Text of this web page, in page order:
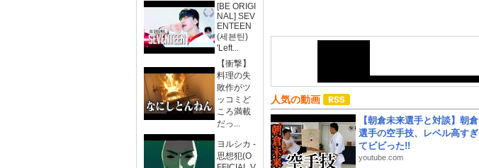
[BE ORIGI
NAL] SEV
ENTEEN
(세븐틴)
'Left...
【衝撃】
料理の失
敗作がツ
ッコミど
ころ満載
だっ...
ヨルシカ -
思想犯(O
人気の動画
【朝倉未来選手と対談】朝倉
選手の空手技、レベル高すぎ
てビビった!!
youtube.com